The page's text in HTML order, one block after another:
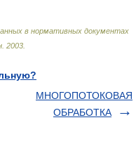
в нормативных документах
2003
МНОГОПОТОКОВАЯ
ОБРАБОТКА